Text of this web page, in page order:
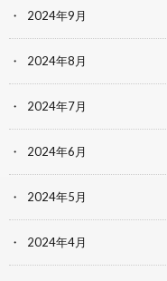
2024年9月
2024年8月
2024年7月
2024年6月
2024年5月
2024年4月